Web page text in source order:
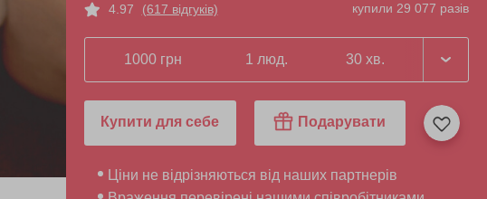
4.97 (617 відгуків) купили 29 077 разів
1000 грн 1 люд. 30 хв.
Купити для себе Подарувати
Ціни не відрізняються від наших партнерів